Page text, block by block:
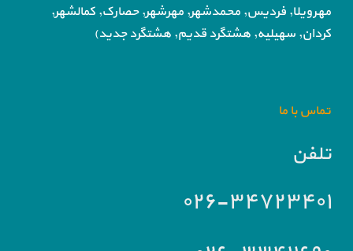
مهرویلا, فردیس, محمدشهر, مهرشهر, حصارک, کمالشهر,
کردان, سهیلیه, هشتگرد قدیم, هشتگرد جدید)
تماس با ما
تلفن
۰۲۶-۳۴۷۲۳۴۰۱